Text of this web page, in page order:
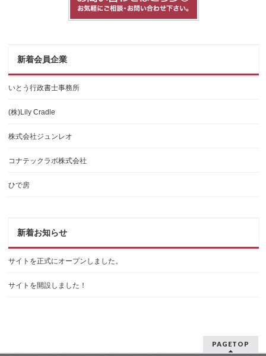
新着会員企業
いとう行政書士事務所
(株)Lily Cradle
株式会社ジュンレオ
コナテックラボ株式会社
ひで房
新着お知らせ
サイトを正式にオープンしました。
サイトを開設しました！
PAGETOP